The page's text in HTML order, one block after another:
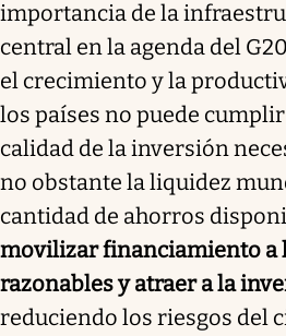
importancia de la
central en la agenda del
el crecimiento y la
los países no puede
calidad de la inversión
no obstante la liquidez
cantidad de ahorros
movilizar financiamiento a
razonables y atraer a la
reduciendo los riesgos del